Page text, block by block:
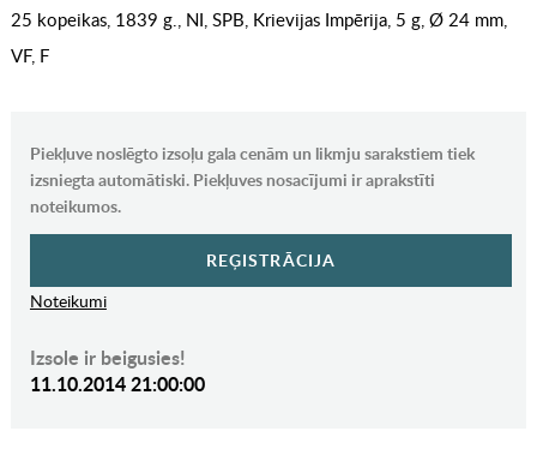
25 kopeikas, 1839 g., NI, SPB, Krievijas Impērija, 5 g, Ø 24 mm,
VF, F
Piekļuve noslēgto izsoļu gala cenām un likmju sarakstiem tiek
izsniegta automātiski. Piekļuves nosacījumi ir aprakstīti
noteikumos.
REĢISTRĀCIJA
Noteikumi
Izsole ir beigusies!
11.10.2014 21:00:00